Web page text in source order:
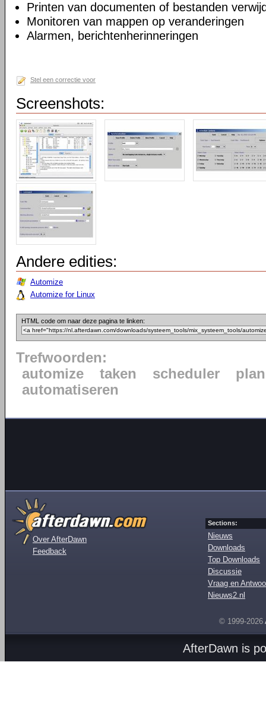
Printen van documenten of bestanden
Monitoren van mappen op veranderingen
Alarmen, berichtenherinneringen
Stel een correctie voor
Screenshots:
Andere edities:
Automize
Automize for Linux
HTML code om naar deze pagina te linken:
Trefwoorden:
automize
taken scheduler
automatiseren
Over AfterDawn
Feedback
Sections:
Nieuws
Downloads
Top Downloads
Discussie
Vraag en
Nieuws2.nl
© 1999-2026
AfterDawn is